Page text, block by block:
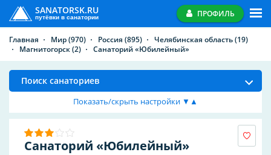
SANATORSK.RU
путёвки в санатории ПРОФИЛЬ
Главная Мир(970) Россия (895) Челябинская область(19)
Магнитогорск(2) Санаторий «Юбилейный»
Поиск санаториев
Показать/скрыть настройки ▼▲
Санаторий «Юбилейный»